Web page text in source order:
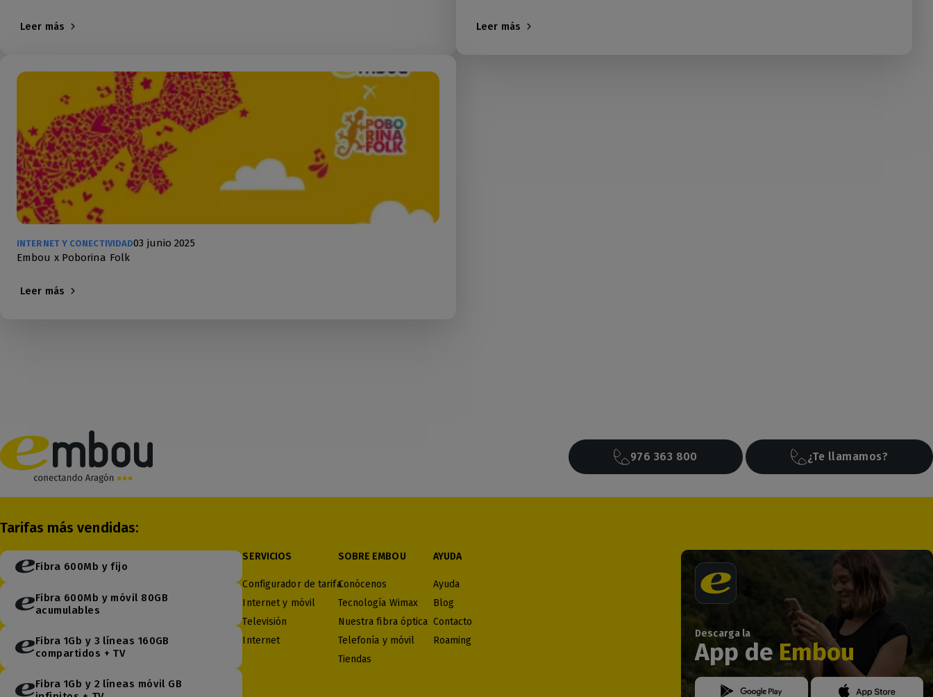
Leer más Leer más
INTERNET Y CONECTIVIDAD03 junio 2025
Embou x Poborina Folk
Leer más
976 363 800 ¿Te llamamos?
Tarifas más vendidas:
Fibra 600Mb y fijo
Fibra 600Mb y móvil 80GB
acumulables
Fibra 1Gb y 3 líneas 160GB
compartidos + TV
Fibra 1Gb y 2 líneas móvil GB
SERVICIOS
Configurador de tarifa
Internet y móvil
Televisión
Internet
SOBRE EMBOU
Conócenos
Tecnología Wimax
Nuestra fibra óptica
Telefonía y móvil
Tiendas
AYUDA
Ayuda
Blog
Contacto
Roaming
Descarga la
App de Embou